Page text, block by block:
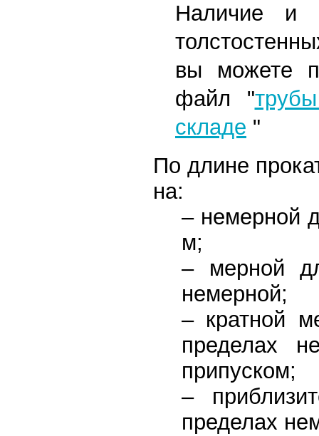
Наличие и
вы можете
файл
"
складе "
По длине
на:
– немерной
м;
– мерной
немерной;
– кратной
пределах
припуском;
–
пределах